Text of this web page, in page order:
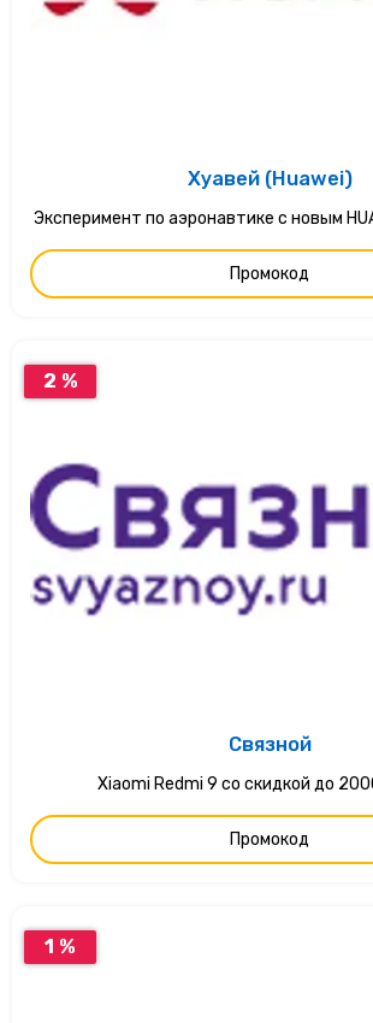
Хуавей (Huawei)
Эксперимент по аэронавтике с новым
Промокод
2 %
Связной
Xiaomi Redmi 9 со скидкой до
Промокод
1 %